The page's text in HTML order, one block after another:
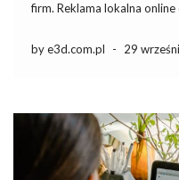
firm. Reklama lokalna
usług w swoim regionie.
by e3d.com.pl - 29